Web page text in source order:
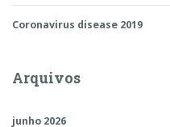
Coronavirus disease 2019
Arquivos
junho 2026